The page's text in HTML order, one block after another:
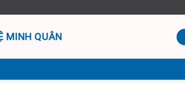
MINH QUÂN